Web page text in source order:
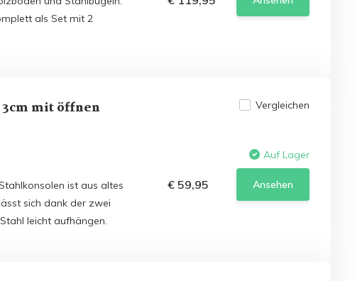
als Set mit 2
mit öffnen
ist aus altes
sich dank der zwei
leicht aufhängen.
Vergleichen
Auf Lager
€ 59,95 Ansehen